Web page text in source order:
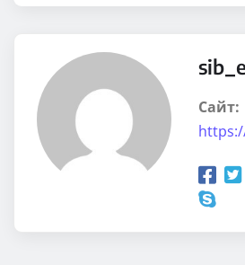
Сайт: